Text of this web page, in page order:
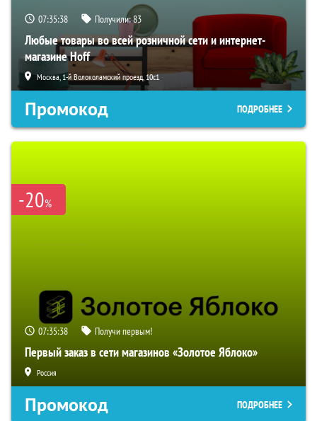
07:35:37 Получили:83
Любые товары во всей розничной сети и интернет-
магазине Hoff
Москва, 1-й Волоколамский проезд, 10с1
Промокод ПОДРОБНЕЕ
-20%
07:35:37 Получи первым!
Первый заказ в сети магазинов «Золотое Яблоко»
Россия
Промокод ПОДРОБНЕЕ